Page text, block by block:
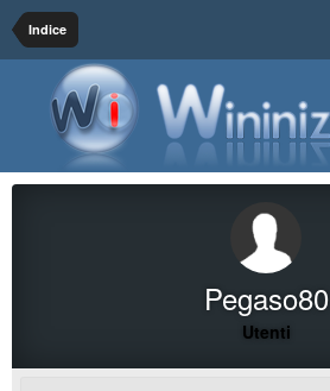
Indice
Pegaso80
Utenti